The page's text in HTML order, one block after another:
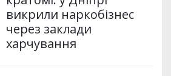
викрили наркобізнес
через заклади
харчування